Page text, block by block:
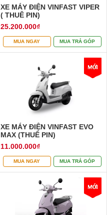
XE MÁY ĐIỆN VINFAST VIPER
( THUÊ PIN)
25.200.000₫
MUA NGAY MUA TRẢ GÓP
XE MÁY ĐIỆN VINFAST EVO
MAX (THUÊ PIN)
11.000.000₫
MUA NGAY MUA TRẢ GÓP